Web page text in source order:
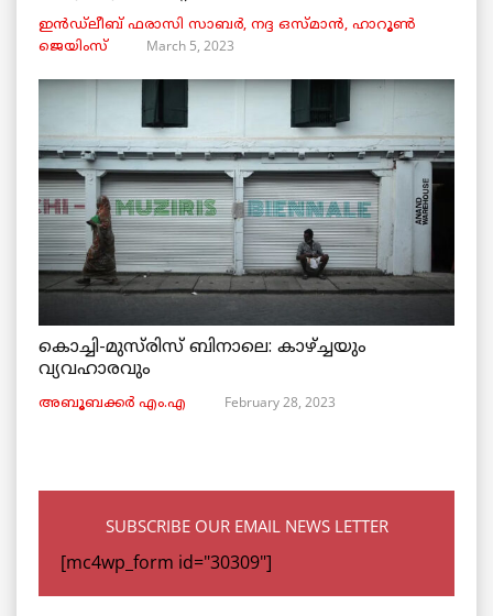
ഇൻഡ്ലീബ് ​​ഫരാസി സാബർ, നദ്ദ ഒസ്മാൻ, ഹാറൂൺ
ജെയിംസ്
March 5, 2023
കൊച്ചി-മുസ്‌രിസ് ബിനാലെ: കാഴ്ച്ചയും
വ്യവഹാരവും
അബൂബക്കർ എം.എ February 28, 2023
SUBSCRIBE OUR EMAIL NEWS LETTER
[mc4wp_form id="30309"]